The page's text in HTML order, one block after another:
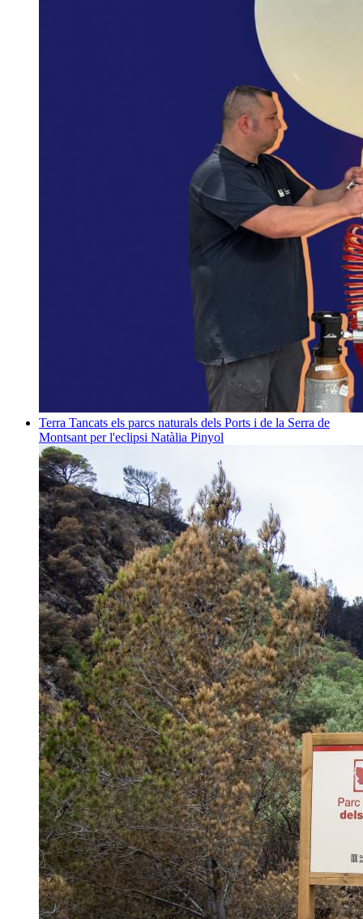
Terra Tancats els parcs naturals dels Ports i de la Serra de
Montsant per l'eclipsi Natàlia Pinyol